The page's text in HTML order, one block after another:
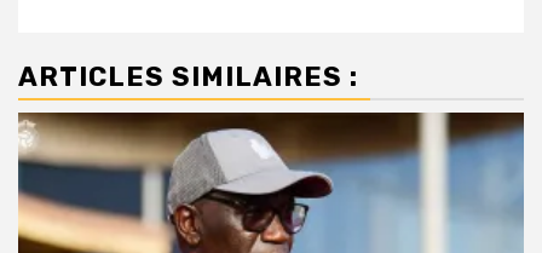
ARTICLES SIMILAIRES :